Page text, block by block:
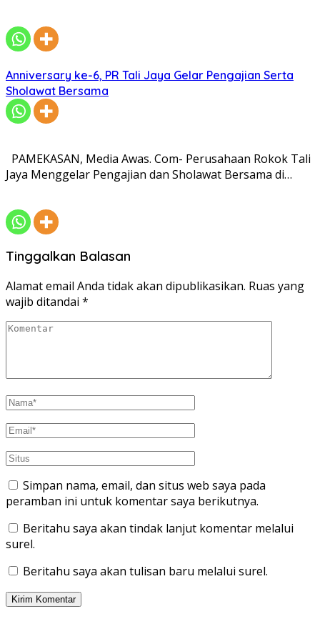
Anniversary ke-6, PR Tali Jaya Gelar Pengajian Serta
Sholawat Bersama
PAMEKASAN, Media Awas. Com- Perusahaan Rokok Tali
Jaya Menggelar Pengajian dan Sholawat Bersama di…
Tinggalkan Balasan
Alamat email Anda tidak akan dipublikasikan. Ruas yang
wajib ditandai *
Simpan nama, email, dan situs web saya pada
peramban ini untuk komentar saya berikutnya.
Beritahu saya akan tindak lanjut komentar melalui
surel.
Beritahu saya akan tulisan baru melalui surel.